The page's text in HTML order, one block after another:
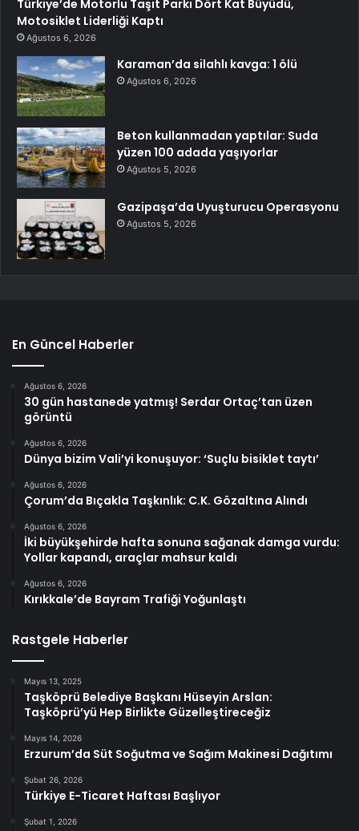
Türkiye’de Motorlu Taşıt Parkı Dört Kat Büyüdü,
Motosiklet Liderliği Kaptı
Ağustos 6, 2026
Karaman’da silahlı kavga: 1 ölü
Ağustos 6, 2026
Beton kullanmadan yaptılar: Suda
yüzen 100 adada yaşıyorlar
Ağustos 5, 2026
Gazipaşa’da Uyuşturucu Operasyonu
Ağustos 5, 2026
En Güncel Haberler
Ağustos 6, 2026
30 gün hastanede yatmış! Serdar Ortaç’tan üzen
görüntü
Ağustos 6, 2026
Dünya bizim Vali’yi konuşuyor: ‘Suçlu bisiklet taytı’
Ağustos 6, 2026
Çorum’da Bıçakla Taşkınlık: C.K. Gözaltına Alındı
Ağustos 6, 2026
İki büyükşehirde hafta sonuna sağanak damga vurdu:
Yollar kapandı, araçlar mahsur kaldı
Ağustos 6, 2026
Kırıkkale’de Bayram Trafiği Yoğunlaştı
Rastgele Haberler
Mayıs 13, 2025
Taşköprü Belediye Başkanı Hüseyin Arslan:
Taşköprü’yü Hep Birlikte Güzelleştireceğiz
Mayıs 14, 2026
Erzurum’da Süt Soğutma ve Sağım Makinesi Dağıtımı
Şubat 26, 2026
Türkiye E-Ticaret Haftası Başlıyor
Şubat 1, 2026